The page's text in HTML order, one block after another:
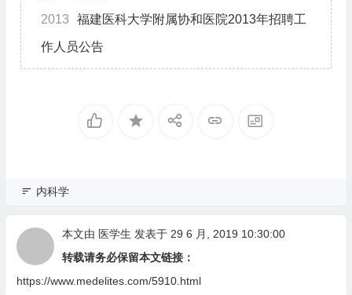
2013 福建医科大学附属协和医院2013年招聘工
作人员公告
内科学
本文由 医学生 发表于 29 6 月, 2019 10:30:00
转载请务必保留本文链接：
https://www.medelites.com/5910.html